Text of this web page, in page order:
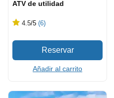
ATV de utilidad
4.5/5 (6)
Añadir al carrito